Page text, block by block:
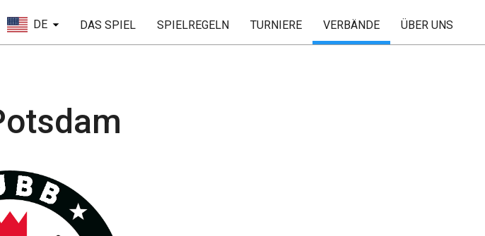
DE DAS SPIEL SPIELREGELN TURNIERE VERBÄNDE ÜBER UNS